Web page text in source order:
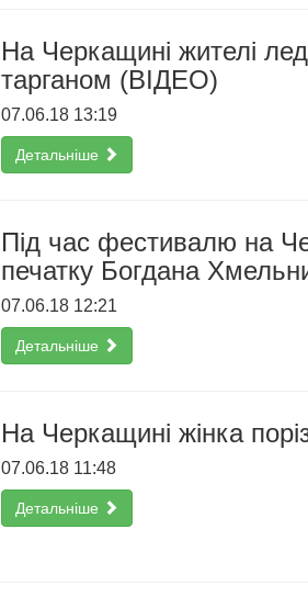
На Черкащині жителі
тарганом (ВІДЕО)
07.06.18 13:19
Детальніше
Під час фестивалю на
печатку Богдана
07.06.18 12:21
Детальніше
На Черкащині жінка
07.06.18 11:48
Детальніше